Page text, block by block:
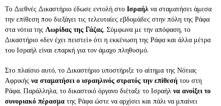
Το Διεθνές Δικαστήριο έδωσε εντολή στο Ισραήλ να σταματήσει άμεσα
την επίθεση που διεξάγει τις τελευταίες εβδομάδες στην πόλη της Ράφα
στα νότια της Λωρίδας της Γάζας. Σύμφωνα με την απόφαση, το
Δικαστήριο «δεν έχει πειστεί» ότι η εκκένωση της Ράφα και άλλα μέτρα
του Ισραήλ είναι επαρκή για τον άμαχο πληθυσμό.
Στο πλαίσιο αυτό, το Δικαστήριο υποστήριξε το αίτημα της Νότιας
Αφρικής να σταματήσει ο ισραηλινός στρατός την επίθεσή του στη
Ράφα. Παράλληλα, το δικαστικό όργανο διέταξε το Ισραήλ να ανοίξει το
συνοριακό πέρασμα της Ράφα ώστε να αρχίσει και πάλι να μπαίνει